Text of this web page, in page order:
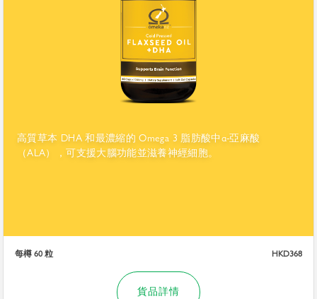
高質草本 DHA 和最濃縮的 Omega 3 脂肪酸中α-亞麻酸
（ALA），可支援大腦功能並滋養神經細胞。
每樽 60 粒 HKD368
貨品詳情